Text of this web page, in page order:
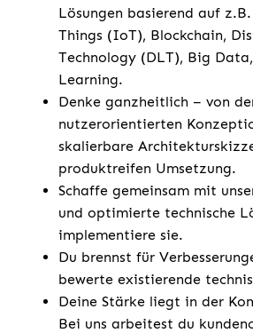
Lösungen basierend auf
Things (IoT), Blockchain,
Technology (DLT), Big
Learning.
Denke ganzheitlich – von
nutzerorientierten
skalierbare
produktreifen Umsetzung.
Schaffe gemeinsam mit
und optimierte technische
implementiere sie.
Du brennst für
bewerte existierende
Deine Stärke liegt in der
Bei uns arbeitest du